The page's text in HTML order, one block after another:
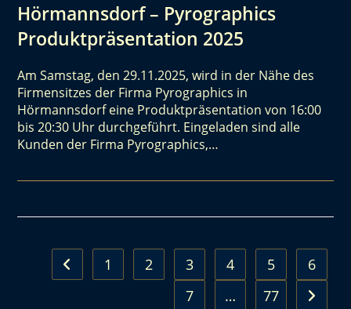
Hörmannsdorf – Pyrographics
Produktpräsentation 2025
Am Samstag, den 29.11.2025, wird in der Nähe des
Firmensitzes der Firma Pyrographics in
Hörmannsdorf eine Produktpräsentation von 16:00
bis 20:30 Uhr durchgeführt. Eingeladen sind alle
Kunden der Firma Pyrographics,…
1 2 3 4 5
6
7
… 77